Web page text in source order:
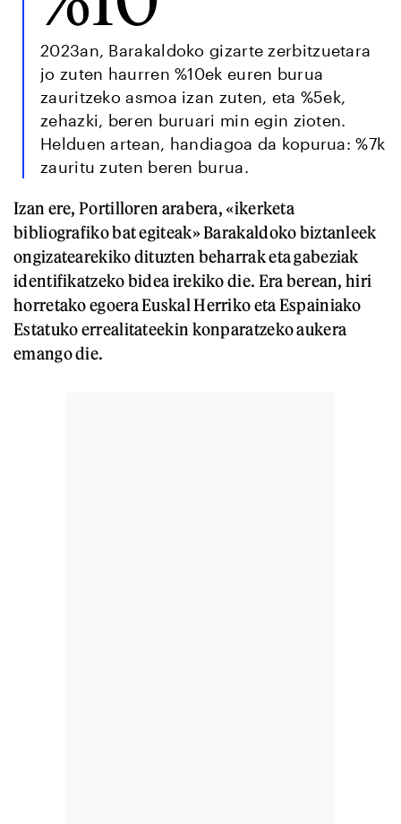
2023an, Barakaldoko gizarte zerbitzuetara
jo zuten haurren %10ek euren burua
zauritzeko asmoa izan zuten, eta %5ek,
zehazki, beren buruari min egin zioten.
Helduen artean, handiagoa da kopurua: %7k
zauritu zuten beren burua.
Izan ere, Portilloren arabera, «ikerketa
bibliografiko bat egiteak» Barakaldoko biztanleek
ongizatearekiko dituzten beharrak eta gabeziak
identifikatzeko bidea irekiko die. Era berean, hiri
horretako egoera Euskal Herriko eta Espainiako
Estatuko errealitateekin konparatzeko aukera
emango die.